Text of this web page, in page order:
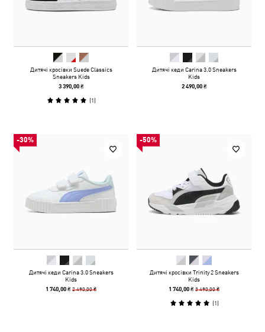
Дитячі кросівки Suede Classics
Sneakers Kids
3 390,00 ₴
(1)
Дитячі кеди Carina 3.0 Sneakers
Kids
2 490,00 ₴
-30%
Дитячі кеди Carina 3.0 Sneakers
Kids
1 740,00 ₴2 490,00 ₴
-50%
Дитячі кросівки Trinity 2 Sneakers
Kids
1 740,00 ₴3 490,00 ₴
(1)